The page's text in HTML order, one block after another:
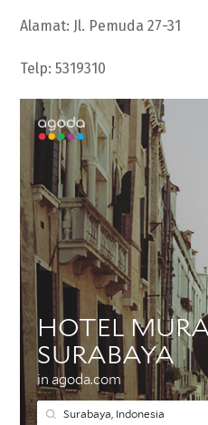
Alamat: Jl. Pemuda 27-31
Telp: 5319310